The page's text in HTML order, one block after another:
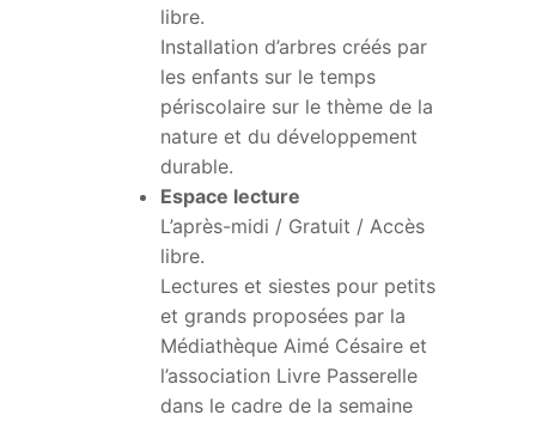
libre.
Installation d’arbres créés par
les enfants sur le temps
périscolaire sur le thème de la
nature et du développement
durable.
Espace lecture
L’après-midi / Gratuit / Accès
libre.
Lectures et siestes pour petits
et grands proposées par la
Médiathèque Aimé Césaire et
l’association Livre Passerelle
dans le cadre de la semaine